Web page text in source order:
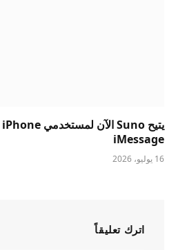
iMessage
16 يوليو، 2026
اترك تعليقاً